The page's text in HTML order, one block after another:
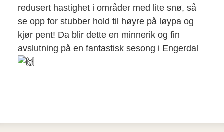
redusert hastighet i områder med lite snø, så
se opp for stubber hold til høyre på løypa og
kjør pent! Da blir dette en minnerik og fin
avslutning på en fantastisk sesong i Engerdal